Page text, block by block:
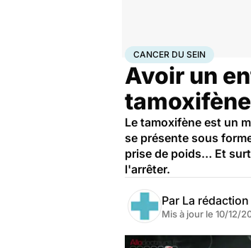
AccueilSantéMaladies
CANCER DU SEIN
Avoir un
Le tamoxifène est un
se présente sous
prise de poids… Et
l'arrêter.
Par La
Mis à jour le 10/12/